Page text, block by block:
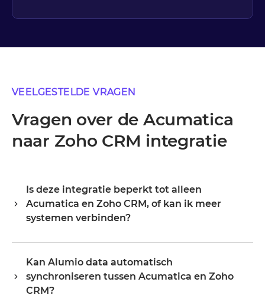
VEELGESTELDE VRAGEN
Vragen over de Acumatica
naar Zoho CRM integratie
Is deze integratie beperkt tot alleen
Acumatica en Zoho CRM, of kan ik meer
systemen verbinden?
verbonden zijn, breid je hetzelfde platform uit naar je
ERP, PIM, WMS, CRM of een ander systeem in je
landschap, waarbij je bestaande configuratie
Kan Alumio data automatisch
synchroniseren tussen Acumatica en Zoho
CRM?